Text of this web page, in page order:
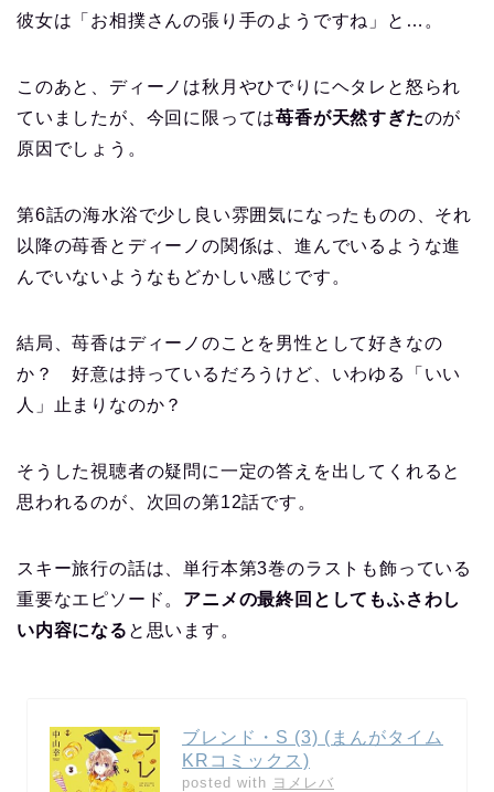
彼女は「お相撲さんの張り手のようですね」と…。
このあと、ディーノは秋月やひでりにヘタレと怒られ
ていましたが、今回に限っては苺香が天然すぎたのが
原因でしょう。
第6話の海水浴で少し良い雰囲気になったものの、それ
以降の苺香とディーノの関係は、進んでいるような進
んでいないようなもどかしい感じです。
結局、苺香はディーノのことを男性として好きなの
か？ 好意は持っているだろうけど、いわゆる「いい
人」止まりなのか？
そうした視聴者の疑問に一定の答えを出してくれると
思われるのが、次回の第12話です。
スキー旅行の話は、単行本第3巻のラストも飾っている
重要なエピソード。 アニメの最終回としてもふさわし
い内容になる と思います。
ブレンド・S (3) (まんがタイム
KRコミックス)
posted with ヨメレバ